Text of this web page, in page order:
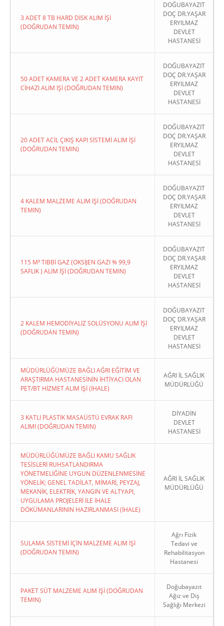
3 ADET 8 TB HARD DİSK ALIM İŞİ
(DOĞRUDAN TEMIN)
DOĞUBAYAZIT
DOÇ DR.YAŞAR
ERYILMAZ
DEVLET
HASTANESİ
50 ADET KAMERA VE 2 ADET KAMERA KAYIT
CİHAZI ALIM İŞİ (DOĞRUDAN TEMIN)
DOĞUBAYAZIT
DOÇ DR.YAŞAR
ERYILMAZ
DEVLET
HASTANESİ
20 ADET ACİL ÇIKIŞ KAPI SİSTEMİ ALIM İŞİ
(DOĞRUDAN TEMIN)
DOĞUBAYAZIT
DOÇ DR.YAŞAR
ERYILMAZ
DEVLET
HASTANESİ
4 KALEM MALZEME ALIM İŞİ (DOĞRUDAN
TEMIN)
DOĞUBAYAZIT
DOÇ DR.YAŞAR
ERYILMAZ
DEVLET
HASTANESİ
115 M³ TIBBİ GAZ (OKSİJEN GAZI % 99,9
SAFLIK ) ALIM İŞİ (DOĞRUDAN TEMIN)
DOĞUBAYAZIT
DOÇ DR.YAŞAR
ERYILMAZ
DEVLET
HASTANESİ
2 KALEM HEMODİYALİZ SOLÜSYONU ALIM İŞİ
(DOĞRUDAN TEMIN)
DOĞUBAYAZIT
DOÇ DR.YAŞAR
ERYILMAZ
DEVLET
HASTANESİ
MÜDÜRLÜĞÜMÜZE BAĞLI AĞRI EĞİTİM VE
ARAŞTIRMA HASTANESİNİN İHTİYACI OLAN
PET/BT HİZMET ALIM İŞİ (İHALE)
AĞRI İL SAĞLIK
MÜDÜRLÜĞÜ
3 KATLI PLASTİK MASAÜSTÜ EVRAK RAFI
ALIMI (DOĞRUDAN TEMIN)
DİYADİN
DEVLET
HASTANESİ
MÜDÜRLÜĞÜMÜZE BAĞLI KAMU SAĞLIK
TESİSLERİ RUHSATLANDIRMA
YÖNETMELİĞİNE UYGUN DÜZENLENMESİNE
YÖNELİK; GENEL TADİLAT, MİMARİ, PEYZAJ,
MEKANİK, ELEKTRİK, YANGIN VE ALTYAPI,
UYGULAMA PROJELERİ İLE İHALE
DÖKÜMANLARININ HAZIRLANMASI (İHALE)
AĞRI İL SAĞLIK
MÜDÜRLÜĞÜ
SULAMA SİSTEMİ İÇİN MALZEME ALIM İŞİ
(DOĞRUDAN TEMIN)
Ağrı Fizik
Tedavi ve
Rehabilitasyon
Hastanesi
PAKET SÜT MALZEME ALIM İŞİ (DOĞRUDAN
TEMIN)
Doğubayazıt
Ağız ve Diş
Sağlığı Merkezi